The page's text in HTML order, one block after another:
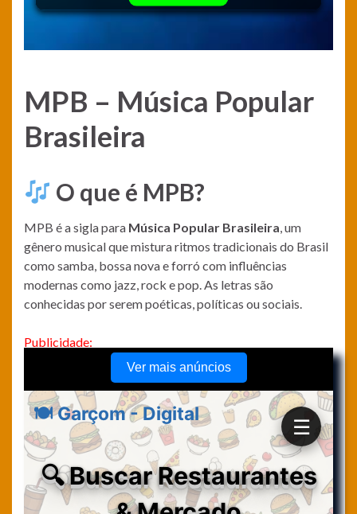
MPB – Música Popular
Brasileira
O que é MPB?
MPB é a sigla para Música Popular Brasileira, um
gênero musical que mistura ritmos tradicionais do Brasil
como samba, bossa nova e forró com influências
modernas como jazz, rock e pop. As letras são
conhecidas por serem poéticas, políticas ou sociais.
Publicidade: